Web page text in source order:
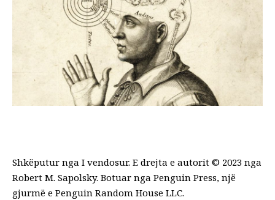
Shkëputur nga I vendosur. E drejta e autorit © 2023 nga
Robert M. Sapolsky. Botuar nga Penguin Press, një
gjurmë e Penguin Random House LLC.